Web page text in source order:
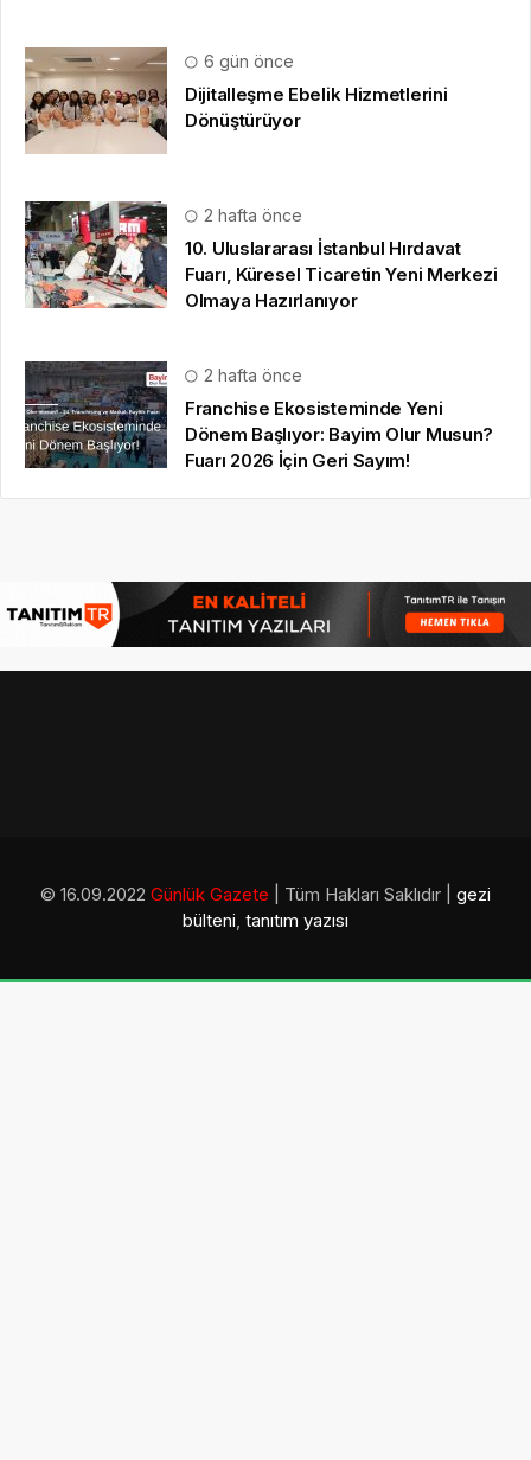
6 gün önce
Dijitalleşme Ebelik Hizmetlerini
Dönüştürüyor
2 hafta önce
10. Uluslararası İstanbul Hırdavat
Fuarı, Küresel Ticaretin Yeni Merkezi
Olmaya Hazırlanıyor
2 hafta önce
Franchise Ekosisteminde Yeni
Dönem Başlıyor: Bayim Olur Musun?
Fuarı 2026 İçin Geri Sayım!
© 16.09.2022 Günlük Gazete | Tüm Hakları Saklıdır | gezi
bülteni, tanıtım yazısı